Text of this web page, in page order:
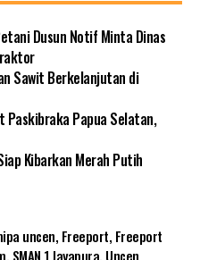
Dusun Notif Minta Dinas
Sawit Berkelanjutan di
Paskibraka Papua Selatan,
Kibarkan Merah Putih
uncen, Freeport, Freeport
SMAN 1 Jayapura Uncen